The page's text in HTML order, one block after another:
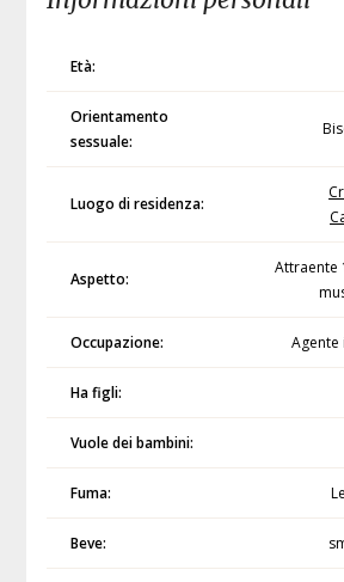
Età:
Orientamento
sessuale:
Luogo di residenza:
Aspetto:
Attraente
Occupazione:
Ha figli:
Vuole dei bambini:
Fuma:
Beve: